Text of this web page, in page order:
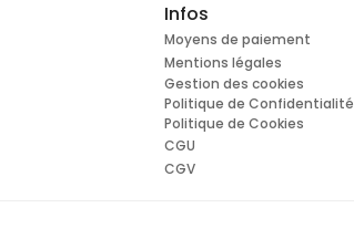
Infos
Moyens de paiement
Mentions légales
Gestion des cookies
Politique de Confidentialité
Politique de Cookies
CGU
CGV